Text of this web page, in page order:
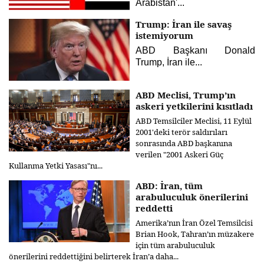
Arabistan'...
Trump: İran ile savaş
istemiyorum
ABD Başkanı Donald
Trump, İran ile...
ABD Meclisi, Trump’ın
askeri yetkilerini kısıtladı
ABD Temsilciler Meclisi, 11 Eylül
2001'deki terör saldırıları
sonrasında ABD başkanına
verilen "2001 Askeri Güç
Kullanma Yetki Yasası"nı...
ABD: İran, tüm
arabuluculuk önerilerini
reddetti
Amerika’nın İran Özel Temsilcisi
Brian Hook, Tahran’ın müzakere
için tüm arabuluculuk
önerilerini reddettiğini belirterek İran’a daha...